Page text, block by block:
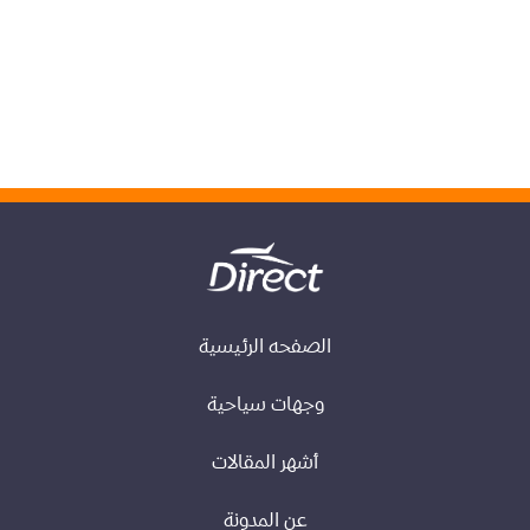
الصفحه الرئيسية
وجهات سياحية
أشهر المقالات
عن المدونة